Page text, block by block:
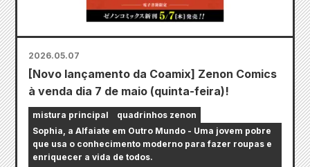
2026.05.07
[Novo lançamento da Coamix] Zenon Comics
à venda dia 7 de maio (quinta-feira)!
mistura principal
quadrinhos zenon
Sophia, a Alfaiate em Outro Mundo - Uma jovem pobre
que usa o conhecimento moderno para fazer roupas e
enriquecer a vida de todos.